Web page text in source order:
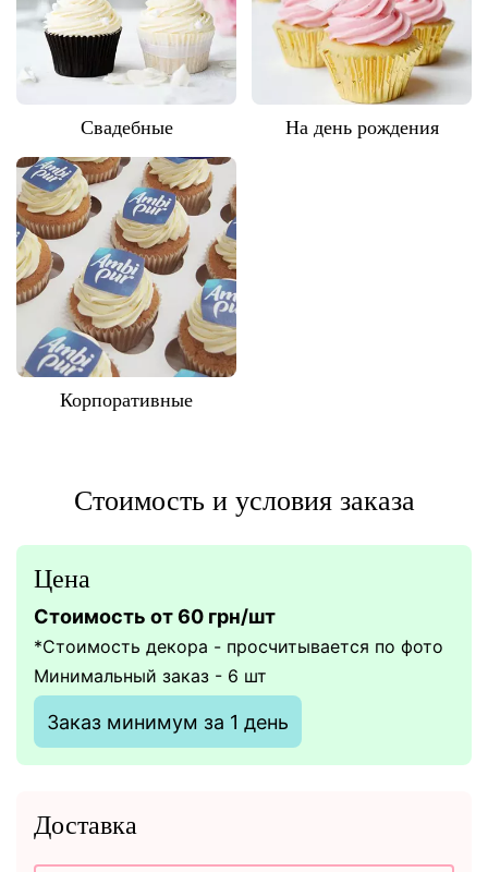
Свадебные На день рождения
Корпоративные
Стоимость и условия заказа
Цена
Стоимость от 60 грн/шт
*Стоимость декора - просчитывается по фото
Минимальный заказ - 6 шт
Заказ минимум за 1 день
Доставка